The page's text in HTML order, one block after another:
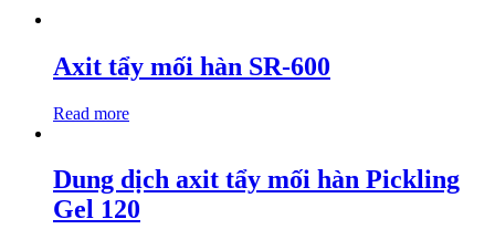
Axit tẩy mối hàn SR-600
Read more
Dung dịch axit tẩy mối hàn Pickling
Gel 120